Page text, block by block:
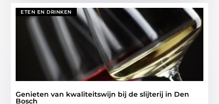
ETEN EN DRINKEN
Genieten van kwaliteitswijn bij de slijterij in Den
Bosch